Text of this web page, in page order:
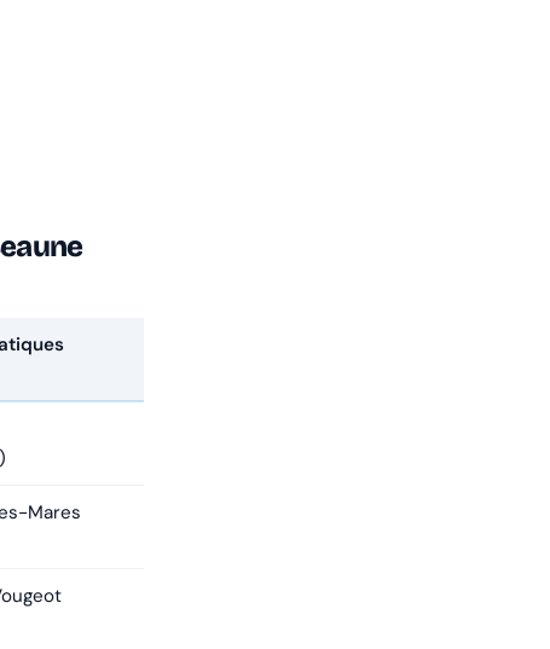
Mares